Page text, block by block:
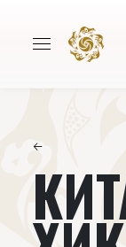
Авторы
Издательство
←